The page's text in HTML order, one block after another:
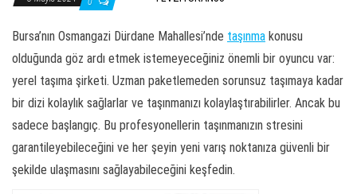
Bursa’nın Osmangazi Dürdane Mahallesi’nde taşınma konusu
olduğunda göz ardı etmek istemeyeceğiniz önemli bir oyuncu var:
yerel taşıma şirketi. Uzman paketlemeden sorunsuz taşımaya kadar
bir dizi kolaylık sağlarlar ve taşınmanızı kolaylaştırabilirler. Ancak bu
sadece başlangıç. Bu profesyonellerin taşınmanızın stresini
garantileyebileceğini ve her şeyin yeni varış noktanıza güvenli bir
şekilde ulaşmasını sağlayabileceğini keşfedin.